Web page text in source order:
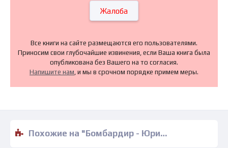
Жалоба
Все книги на сайте размещаются его пользователями.
Приносим свои глубочайшие извинения, если Ваша книга была
опубликована без Вашего на то согласия.
Напишите нам , и мы в срочном порядке примем меры.
Похожие на "Бомбардир - Юрий Корчевский" книги читать бесплатно полные версии